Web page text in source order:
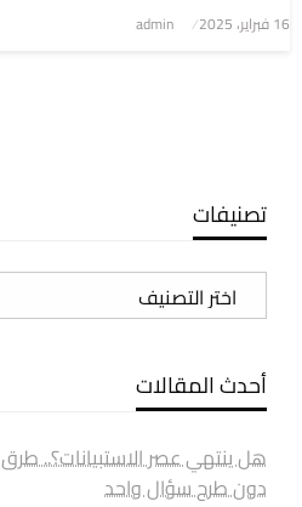
نُشر
16 فبراير، 2025 admin
تصنيفات
تصنيفات
أحدث المقالات
هل ينتهي عصر الاستبيانات؟..
دون طرح سؤال واحد